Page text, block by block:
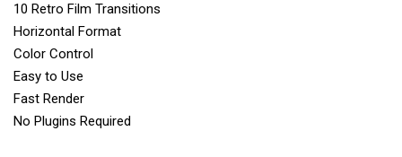
10 Retro Film Transitions
Horizontal Format
Color Control
Easy to Use
Fast Render
No Plugins Required